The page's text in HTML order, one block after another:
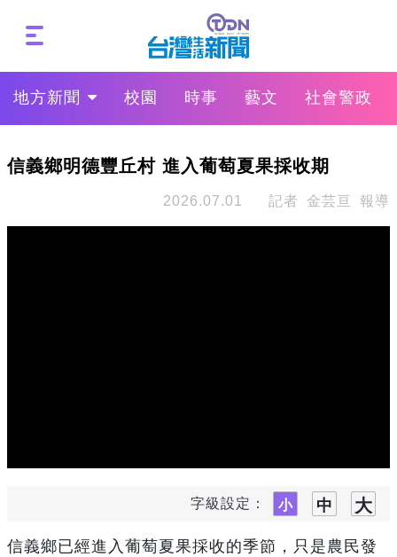
地方新聞 校園 時事 藝文 社會警政
信義鄉明德豐丘村 進入葡萄夏果採收期
2026.07.01 記者 金芸亘 報導
字級設定：
信義鄉已經進入葡萄夏果採收的季節，只是農民發